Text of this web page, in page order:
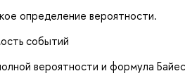
определение вероятности.
событий
вероятности и формула